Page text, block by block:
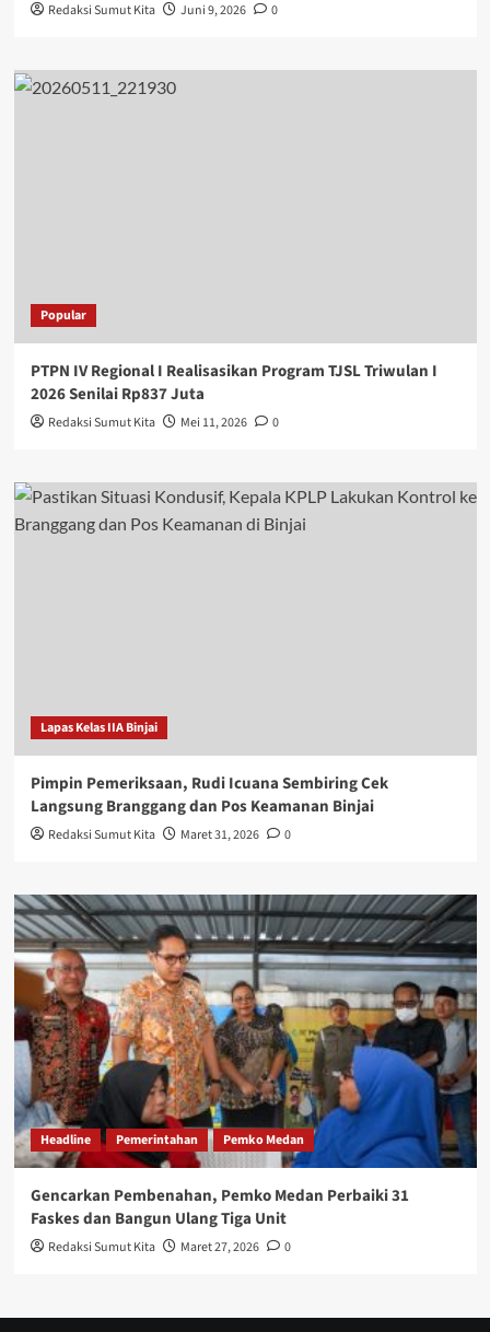
Redaksi Sumut Kita Juni 9, 2026 0
Popular
PTPN IV Regional I Realisasikan Program TJSL Triwulan I
2026 Senilai Rp837 Juta
Redaksi Sumut Kita Mei 11, 2026 0
Lapas Kelas IIA Binjai
Pimpin Pemeriksaan, Rudi Icuana Sembiring Cek
Langsung Branggang dan Pos Keamanan Binjai
Redaksi Sumut Kita Maret 31, 2026 0
Headline Pemerintahan Pemko Medan
Gencarkan Pembenahan, Pemko Medan Perbaiki 31
Faskes dan Bangun Ulang Tiga Unit
Redaksi Sumut Kita Maret 27, 2026 0